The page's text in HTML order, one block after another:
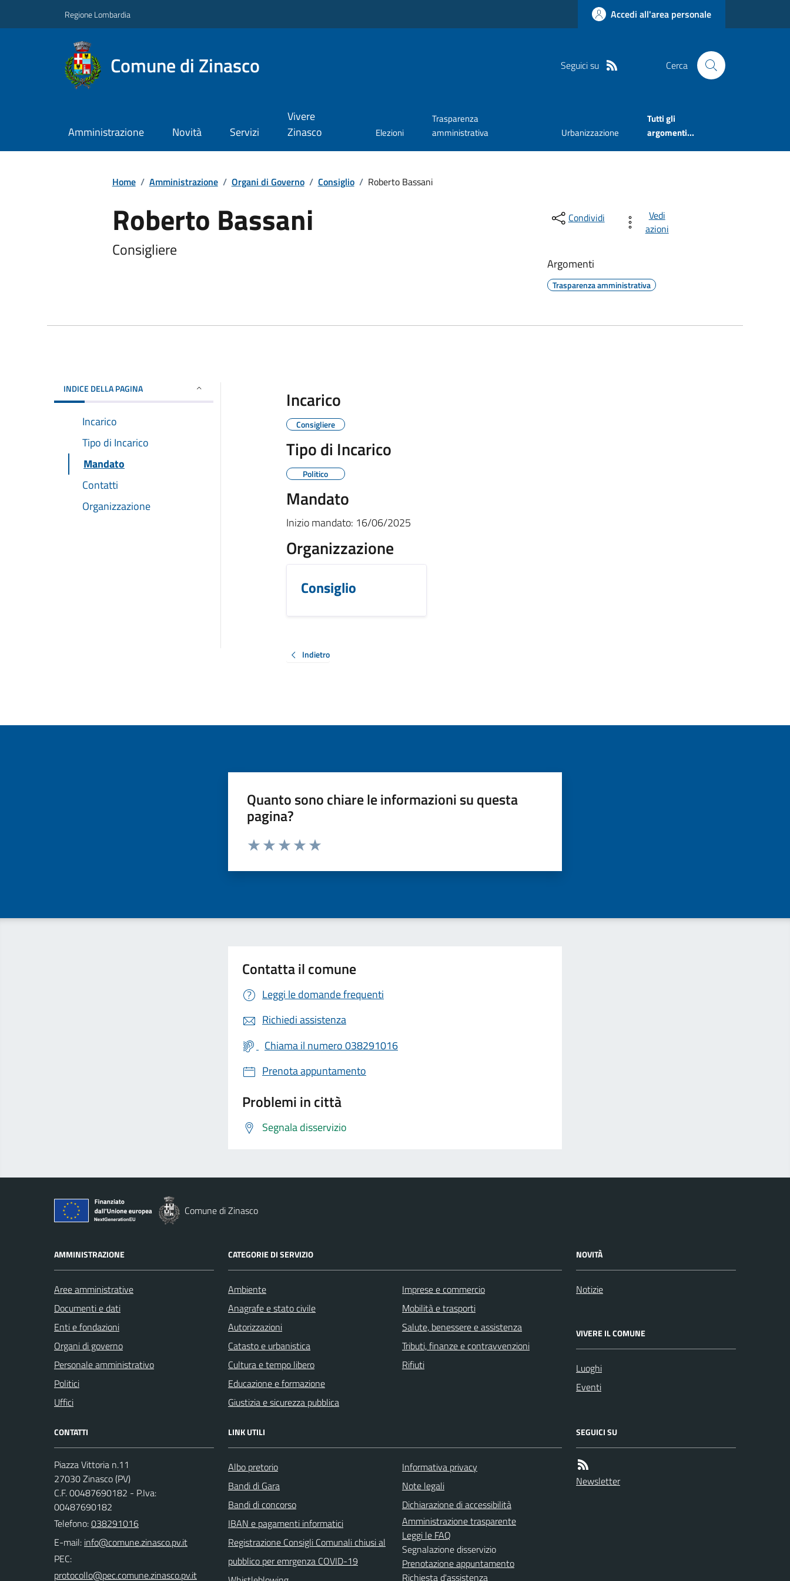
Regione Lombardia Accedi all'area personale
Comune di Zinasco Seguici su Cerca
Amministrazione Novità Servizi
Vivere
Zinasco
Elezioni
Trasparenza
amministrativa
Urbanizzazione
Tutti gli
argomenti...
Home / Amministrazione / Organi di Governo / Consiglio / Roberto Bassani
Roberto Bassani
Consigliere
Condividi
Vedi
azioni
Argomenti
Trasparenza amministrativa
INDICE DELLA PAGINA
Incarico
Tipo di Incarico
Mandato
Contatti
Organizzazione
Incarico
Consigliere
Tipo di Incarico
Politico
Mandato
Inizio mandato: 16/06/2025
Organizzazione
Consiglio
Indietro
Quanto sono chiare le informazioni su questa
pagina?
Valuta da 1 a 5 stelle la pagina
Contatta il comune
Leggi le domande frequenti
Richiedi assistenza
Chiama il numero 038291016
Prenota appuntamento
Problemi in città
Segnala disservizio
Comune di Zinasco
AMMINISTRAZIONE
Aree amministrative
Documenti e dati
Enti e fondazioni
Organi di governo
Personale amministrativo
Politici
Uffici
CATEGORIE DI SERVIZIO
Ambiente
Anagrafe e stato civile
Autorizzazioni
Catasto e urbanistica
Cultura e tempo libero
Educazione e formazione
Giustizia e sicurezza pubblica
Imprese e commercio
Mobilità e trasporti
Salute, benessere e assistenza
Tributi, finanze e contravvenzioni
Rifiuti
NOVITÀ
Notizie
VIVERE IL COMUNE
Luoghi
Eventi
CONTATTI
Piazza Vittoria n.11
27030 Zinasco (PV)
C.F. 00487690182 - P.Iva:
00487690182
Telefono:038291016
E-mail:
PEC:
LINK UTILI
Albo pretorio
Bandi di Gara
Bandi di concorso
IBAN e pagamenti informatici
Registrazione Consigli Comunali chiusi al
pubblico per emrgenza COVID-19
Informativa privacy
Note legali
Dichiarazione di accessibilità
Amministrazione trasparente
Leggi le FAQ
Segnalazione disservizio
Prenotazione appuntamento
Richiesta d'assistenza
SEGUICI SU
Newsletter